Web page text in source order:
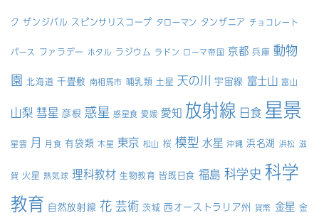
ク ザンジバル スピンサリスコープ タローマン タンザニア チョコレート
パース ファラデー ホタル ラジウム ラドン ローマ帝国 京都 兵庫 動物
園 北海道 千畳敷 南相馬市 哺乳類 土星 天の川 宇宙線 富士山 富山
山梨 彗星 彦根 惑星 惑星食 愛媛 愛知 放射線 日食 星景
星雲 月 月食 有袋類 木星 東京 松山 桜 模型 水星 沖縄 浜名湖 浜松 滋
賀 火星 熱気球 理科教材 生物教育 皆既日食 福島 科学史 科学
教育 自然放射線 花 芸術 茨城 西オーストラリア州 貨幣 金星 金